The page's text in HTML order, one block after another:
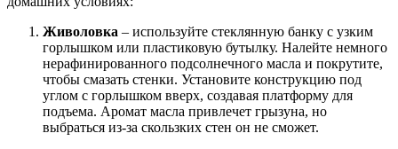
Живоловка – используйте стеклянную банку с узким
горлышком или пластиковую бутылку. Налейте немного
нерафинированного подсолнечного масла и покрутите,
чтобы смазать стенки. Установите конструкцию под
углом с горлышком вверх, создавая платформу для
подъема. Аромат масла привлечет грызуна, но
выбраться из-за скользких стен он не сможет.